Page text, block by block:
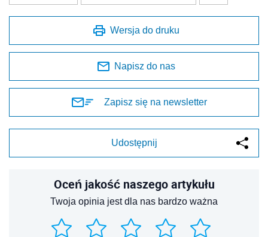
Wersja do druku
Napisz do nas
Zapisz się na newsletter
Udostępnij
Oceń jakość naszego artykułu
Twoja opinia jest dla nas bardzo ważna